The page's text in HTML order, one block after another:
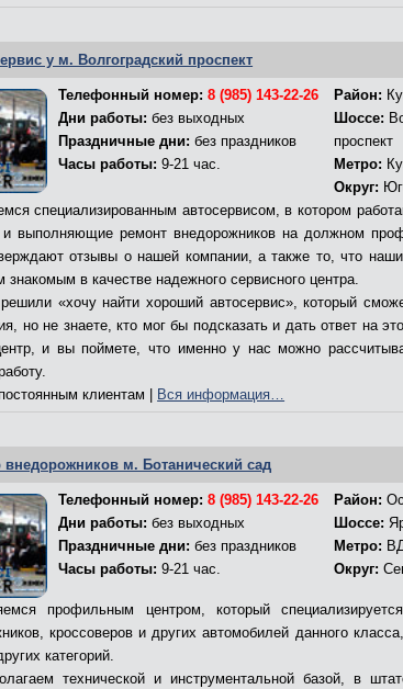
у м. Волгоградский проспект
Телефонный номер:8 (985) 143-22-26
Дни работы: без выходных
Праздничные дни: без праздников
Часы работы: 9-21 час.
Район:
Шоссе:
проспект
Метро:
Округ:
специализированным автосервисом, в котором
выполняющие ремонт внедорожников на должном
отзывы о нашей компании, а также то, что
знакомым в качестве надежного сервисного центра.
«хочу найти хороший автосервис», который
но не знаете, кто мог бы подсказать и дать ответ на
и вы поймете, что именно у нас можно
постоянным клиентам | Вся информация…
внедорожников м. Ботанический сад
Телефонный номер:8 (985) 143-22-26
Дни работы: без выходных
Праздничные дни: без праздников
Часы работы: 9-21 час.
Район:
Шоссе:
Метро:
Округ:
профильным центром, который
кроссоверов и других автомобилей данного
категорий.
технической и инструментальной базой, в